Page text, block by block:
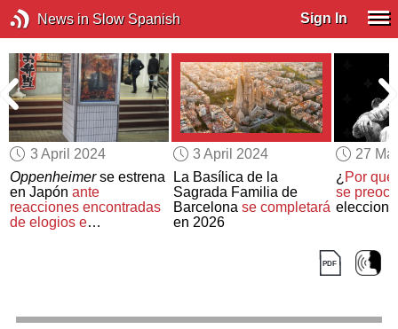
News in Slow Spanish Sign In
3 April 2024
Oppenheimerse estrena
en Japónante
reacciones encontradas
de elogios e
3 April 2024
La Basílica de la
Sagrada Familia de
Barcelona se completará
en 2026
27
¿Por
se